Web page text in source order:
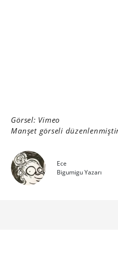
Görsel: Vimeo
Manşet görseli
Ece
Bigumigu Yazarı